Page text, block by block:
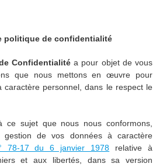
politique de confidentialité
Confidentialitéa pour objet de vous
que nous mettons en œuvre pour
caractère personnel, dans le respect le
ce sujet que nous nous conformons,
de vos données à caractère
78-17 du 6 janvier 1978 relative à
et aux libertés, dans sa version